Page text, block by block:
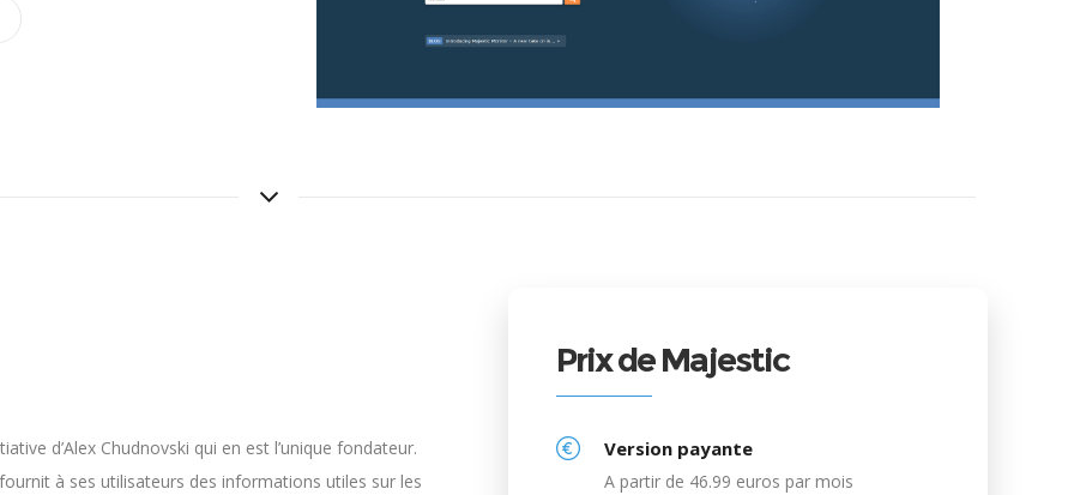
d’Alex Chudnovski qui en est l’unique fondateur.
à ses utilisateurs des informations utiles sur les
Prix de Majestic
Version payante
A partir de 46.99 euros par mois